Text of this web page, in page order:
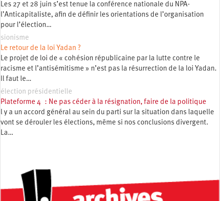
Les 27 et 28 juin s’est tenue la conférence nationale du NPA-
l’Anticapitaliste, afin de définir les orientations de l’organisation
pour l’élection…
sionisme
Le retour de la loi Yadan ?
Le projet de loi de « cohésion républicaine par la lutte contre le
racisme et l’antisémitisme » n’est pas la résurrection de la loi Yadan.
Il faut le…
élection présidentielle
Plateforme 4 : Ne pas céder à la résignation, faire de la politique
l y a un accord général au sein du parti sur la situation dans laquelle
vont se dérouler les élections, même si nos conclusions divergent.
La…